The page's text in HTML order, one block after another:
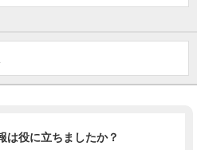
は役に立ちましたか？